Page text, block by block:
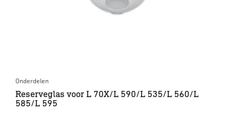
Onderdelen
Reserveglas voor L 70X/L 590/L 535/L 560/L
585/L 595